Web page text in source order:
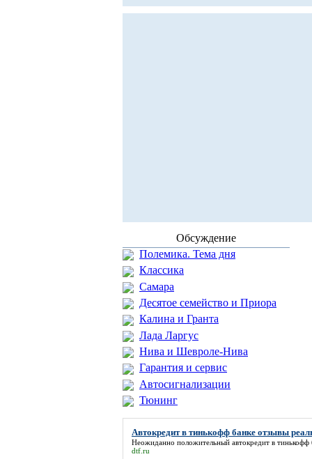
Обсуждение
Полемика. Тема дня
Классика
Самара
Десятое семейство и Приора
Калина и Гранта
Лада Ларгус
Нива и Шевроле-Нива
Гарантия и сервис
Автосигнализации
Тюнинг
Автокредит в тинькофф банке отзывы
Неожиданно положительный автокредит в
dtf.ru